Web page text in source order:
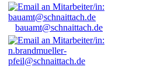
bauamt@schnaittach.de